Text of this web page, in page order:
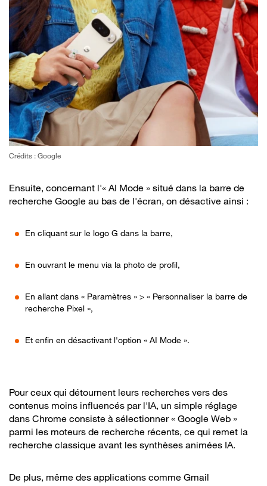
Crédits : Google
Ensuite, concernant l'« AI Mode » situé dans la barre de
recherche Google au bas de l'écran, on désactive ainsi :
En cliquant sur le logo G dans la barre,
En ouvrant le menu via la photo de profil,
En allant dans « Paramètres » > « Personnaliser la barre de
recherche Pixel »,
Et enfin en désactivant l'option « AI Mode ».
Pour ceux qui détournent leurs recherches vers des
contenus moins influencés par l'IA, un simple réglage
dans Chrome consiste à sélectionner « Google Web »
parmi les moteurs de recherche récents, ce qui remet la
recherche classique avant les synthèses animées IA.
De plus, même des applications comme Gmail